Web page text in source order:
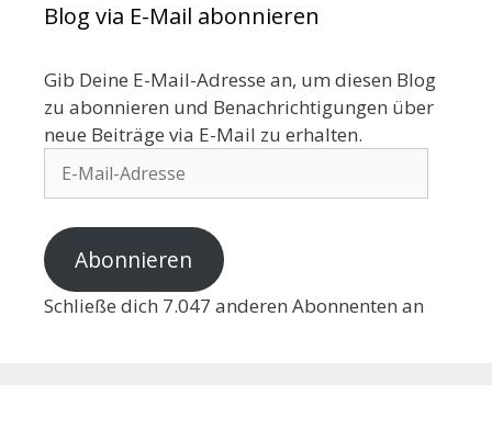
Blog via E-Mail abonnieren
Gib Deine E-Mail-Adresse an, um diesen Blog
zu abonnieren und Benachrichtigungen über
neue Beiträge via E-Mail zu erhalten.
Abonnieren
Schließe dich 7.047 anderen Abonnenten an